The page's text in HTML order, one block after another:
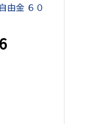
由金 ６０